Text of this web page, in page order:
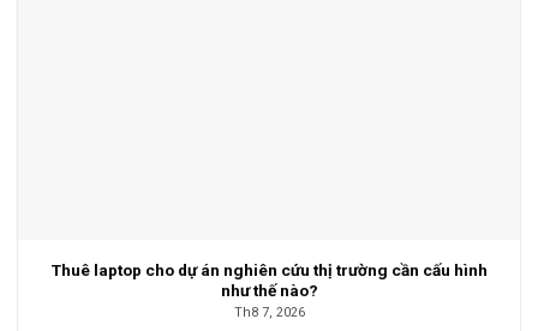
Thuê laptop cho dự án nghiên cứu thị trường cần cấu hình
như thế nào?
Th8 7, 2026